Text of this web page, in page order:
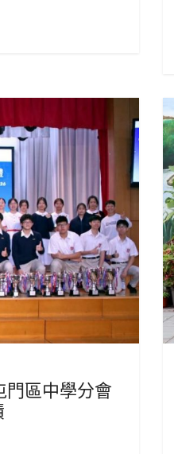
門區中學分會